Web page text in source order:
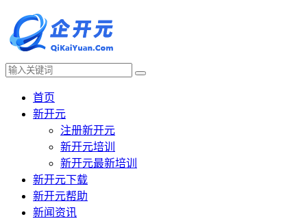
首页
新开元
注册新开元
新开元培训
新开元最新培训
新开元下载
新开元帮助
新闻资讯